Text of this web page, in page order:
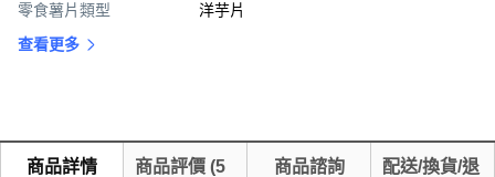
零食薯片類型
洋芋片
查看更多
商品詳情 商品評價 (5
商品諮詢
配送/換貨/退